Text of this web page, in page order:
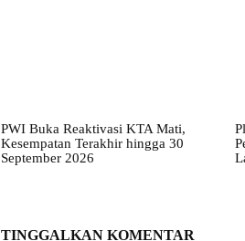
PWI Buka Reaktivasi KTA Mati,
Kesempatan Terakhir hingga 30
September 2026
TINGGALKAN KOMENTAR